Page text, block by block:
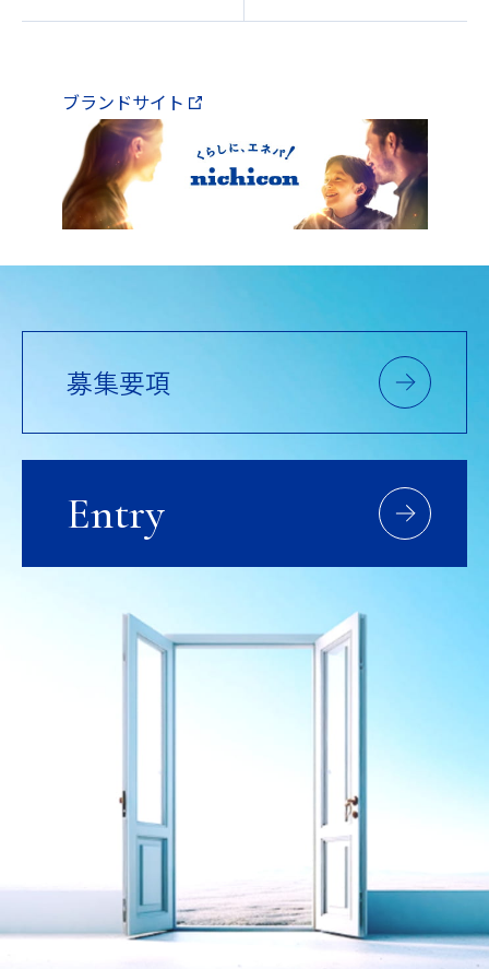
ブランドサイト
募集要項
Entry